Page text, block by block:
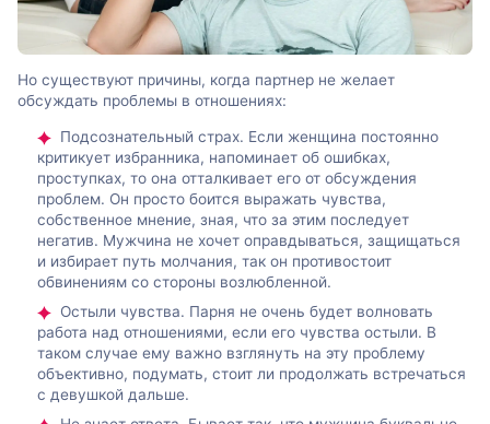
Но существуют причины, когда партнер не желает
обсуждать проблемы в отношениях:
Подсознательный страх. Если женщина постоянно
критикует избранника, напоминает об ошибках,
проступках, то она отталкивает его от обсуждения
проблем. Он просто боится выражать чувства,
собственное мнение, зная, что за этим последует
негатив. Мужчина не хочет оправдываться, защищаться
и избирает путь молчания, так он противостоит
обвинениям со стороны возлюбленной.
Остыли чувства. Парня не очень будет волновать
работа над отношениями, если его чувства остыли. В
таком случае ему важно взглянуть на эту проблему
объективно, подумать, стоит ли продолжать встречаться
с девушкой дальше.